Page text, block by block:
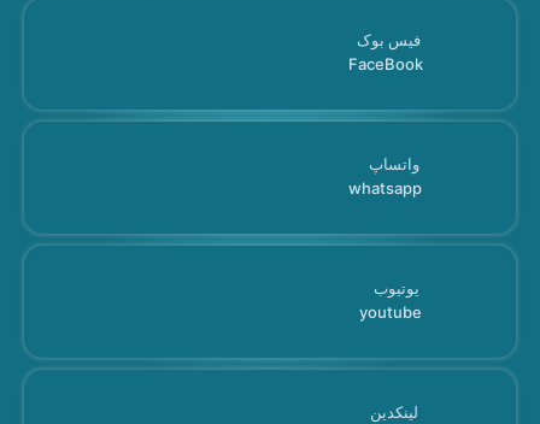
فیس بوک
FaceBook
واتساپ
whatsapp
یوتیوب
youtube
لینکدین